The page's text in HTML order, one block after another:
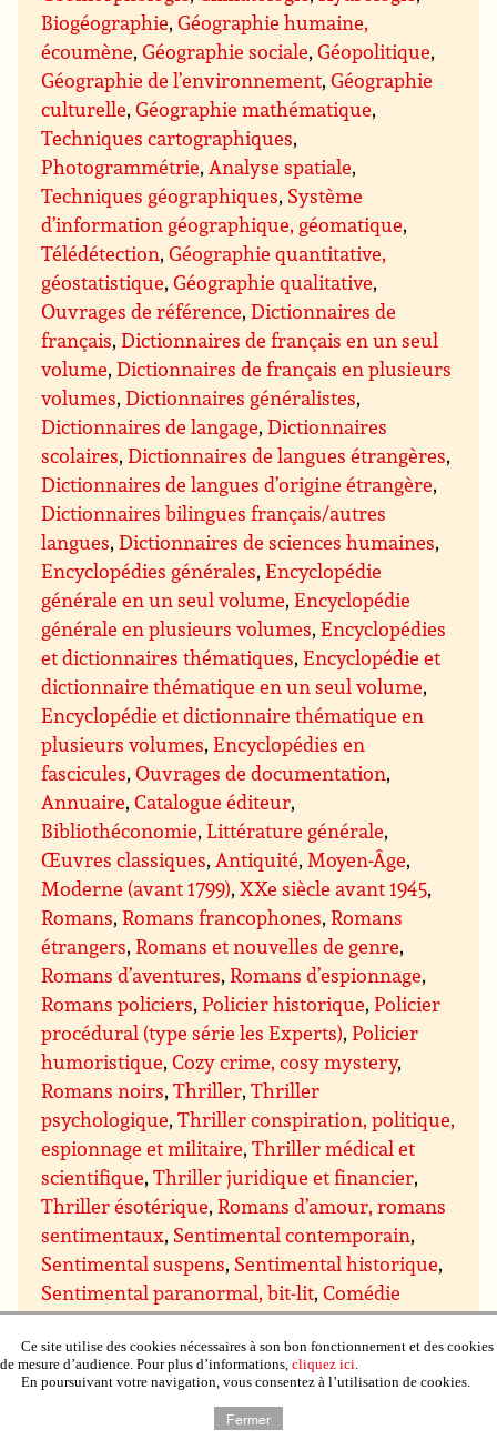
Biogéographie,Géographie humaine,
écoumène,Géographie sociale,Géopolitique,
Géographie de l’environnement,Géographie
culturelle,Géographie mathématique,
Techniques cartographiques,
Photogrammétrie, Analyse spatiale,
Techniques géographiques, Système
d’information géographique, géomatique,
Télédétection,Géographie quantitative,
géostatistique,Géographie qualitative,
Ouvrages de référence,Dictionnaires de
français,Dictionnaires de français en un seul
volume,Dictionnaires de français en plusieurs
volumes,Dictionnaires généralistes,
Dictionnaires de langage,Dictionnaires
scolaires,Dictionnaires de langues étrangères,
Dictionnaires de langues d’origine étrangère,
Dictionnaires bilingues français/autres
langues,Dictionnaires de sciences humaines,
Encyclopédies générales,Encyclopédie
générale en un seul volume,Encyclopédie
générale en plusieurs volumes,Encyclopédies
et dictionnaires thématiques,Encyclopédie et
dictionnaire thématique en un seul volume,
Encyclopédie et dictionnaire thématique en
plusieurs volumes,Encyclopédies en
fascicules,Ouvrages de documentation,
Annuaire,Catalogue éditeur,
Bibliothéconomie,Littérature générale,
Œuvres classiques, Antiquité, Moyen-Âge,
Moderne (avant 1799),XXe siècle avant 1945,
Romans,Romans francophones,Romans
étrangers,Romans et nouvelles de genre,
Romans d’aventures,Romans d’espionnage,
Romans policiers,Policier historique,Policier
procédural (type série les Experts),Policier
humoristique,Cozy crime, cosy mystery,
Romans noirs,Thriller,Thriller
psychologique,Thriller conspiration, politique,
espionnage et militaire,Thriller médical et
scientifique,Thriller juridique et financier,
Thriller ésotérique,Romans d’amour, romans
sentimentaux, Sentimental contemporain,
Sentimental suspens, Sentimental historique,
Sentimental paranormal, bit-lit,Comédie
sentimentale,Chick lit,Science-fiction,Fiction
spéculative,Dystopie et Uchronie,Cyberpunk,
technologique,Hard Science,Space Opera et
Militaire,Voyage dans le temps
Ce site utilise des cookies nécessaires à son bon fonctionnement et des cookies
de mesure d’audience. Pour plus d’informations, cliquez ici.
En poursuivant votre navigation, vous consentez à l’utilisation de cookies.
Fermer